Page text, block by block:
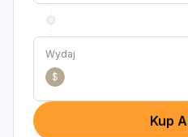
Wydaj
$
Kup